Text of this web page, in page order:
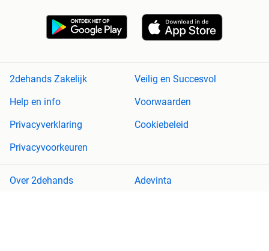
2dehands Zakelijk
Veilig en Succesvol
Help en info
Voorwaarden
Privacyverklaring
Cookiebeleid
Privacyvoorkeuren
Over 2dehands
Adevinta